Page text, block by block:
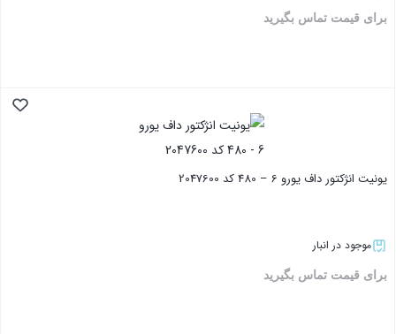
برای قیمت تماس بگیرید
یونیت انژکتور داف یورو 6 – 480 کد 2047600
موجود در انبار
برای قیمت تماس بگیرید